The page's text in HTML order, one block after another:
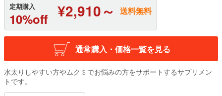
定期購入
10%off ¥2,910～ 送料無料
通常購入・価格一覧を見る
水太りしやすい方やムクミでお悩みの方をサポートするサプリメン
トです。